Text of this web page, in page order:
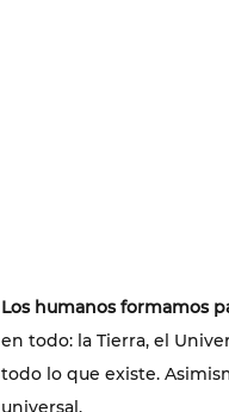
Los humanos formamos
en todo: la Tierra, el
todo lo que existe.
universal.